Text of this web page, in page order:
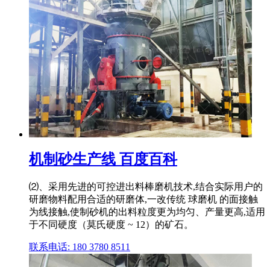
机制砂生产线 百度百科
⑵、采用先进的可控进出料棒磨机技术,结合实际用户的
研磨物料配用合适的研磨体,一改传统 球磨机 的面接触
为线接触,使制砂机的出料粒度更为均匀、产量更高,适用
于不同硬度（莫氏硬度 ~ 12）的矿石。
联系电话: 180 3780 8511